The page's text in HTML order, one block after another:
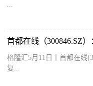
...
格隆汇5月11日丨首都在线
复...